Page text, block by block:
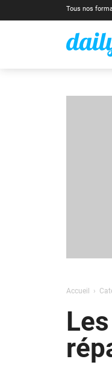
Tous nos
Accueil